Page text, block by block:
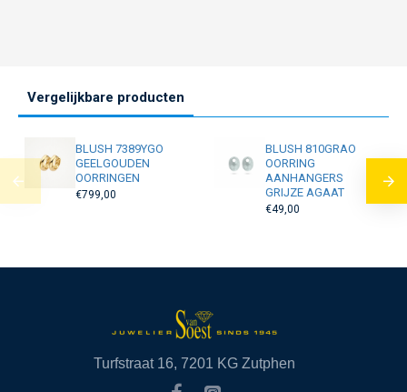
Vergelijkbare producten
BLUSH 7389YGO
GEELGOUDEN
OORRINGEN
€799,00
BLUSH 810GRAO
OORRING
AANHANGERS
GRIJZE AGAAT
€49,00
Turfstraat 16, 7201 KG Zutphen